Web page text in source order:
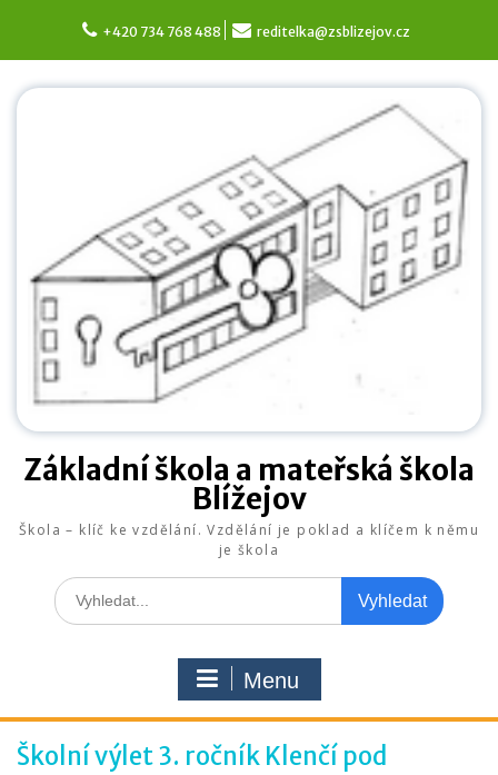
content
+420 734 768 488 reditelka@zsblizejov.cz
Základní škola a mateřská škola
Blížejov
Škola – klíč ke vzdělání. Vzdělání je poklad a klíčem k němu
je škola
Search
for:
Menu
Školní výlet 3. ročník Klenčí pod